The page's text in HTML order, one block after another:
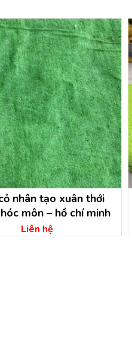
nhân tạo xuân thới
môn – hồ chí minh
Liên hệ